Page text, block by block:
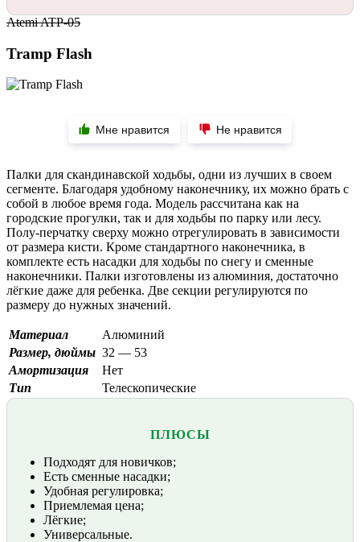
Atemi ATP-05
Tramp Flash
Мне нравится Не нравится
Палки для скандинавской ходьбы, одни из лучших в своем
сегменте. Благодаря удобному наконечнику, их можно брать с
собой в любое время года. Модель рассчитана как на
городские прогулки, так и для ходьбы по парку или лесу.
Полу-перчатку сверху можно отрегулировать в зависимости
от размера кисти. Кроме стандартного наконечника, в
комплекте есть насадки для ходьбы по снегу и сменные
наконечники. Палки изготовлены из алюминия, достаточно
лёгкие даже для ребенка. Две секции регулируются по
размеру до нужных значений.
Материал
Алюминий
Размер, дюймы 32 — 53
Амортизация
Нет
Тип
Телескопические
ПЛЮСЫ
Подходят для новичков;
Есть сменные насадки;
Удобная регулировка;
Приемлемая цена;
Лёгкие;
Универсальные.